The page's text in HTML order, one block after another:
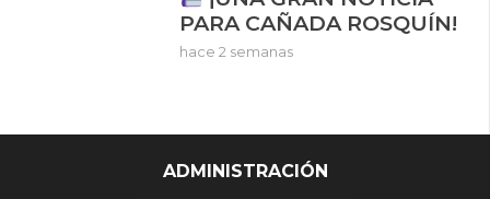
PARA CAÑADA ROSQUÍN!
hace 2 semanas
ADMINISTRACIÓN